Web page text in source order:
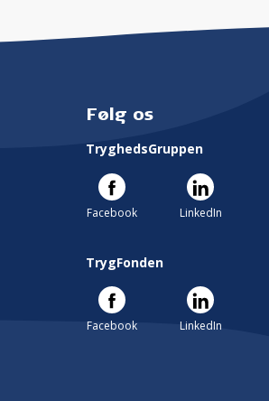
Følg os
TryghedsGruppen
Facebook LinkedIn
TrygFonden
Facebook LinkedIn